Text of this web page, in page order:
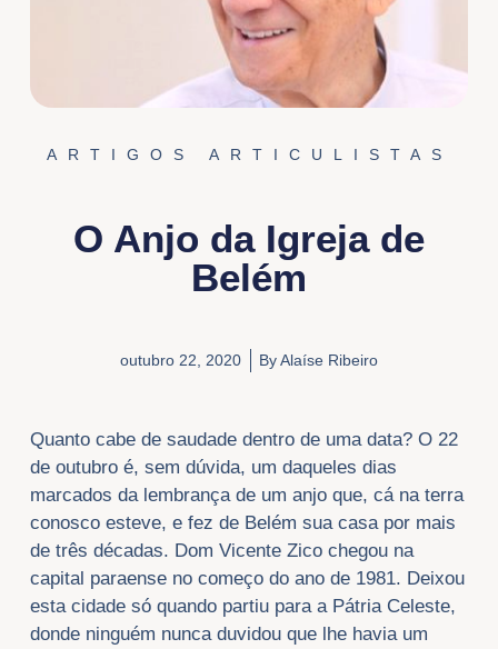
ARTIGOS ARTICULISTAS
O Anjo da Igreja de
Belém
outubro 22, 2020 ByAlaíse Ribeiro
Quanto cabe de saudade dentro de uma data? O 22
de outubro é, sem dúvida, um daqueles dias
marcados da lembrança de um anjo que, cá na terra
conosco esteve, e fez de Belém sua casa por mais
de três décadas. Dom Vicente Zico chegou na
capital paraense no começo do ano de 1981. Deixou
esta cidade só quando partiu para a Pátria Celeste,
donde ninguém nunca duvidou que lhe havia um